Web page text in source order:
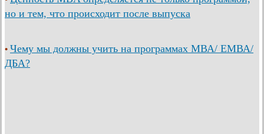
но и тем, что происходит после выпуска
• Чему мы должны учить на программах МВА/ ЕМВА/
ДБА?